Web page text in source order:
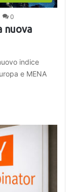
0
nuova
indice
e MENA